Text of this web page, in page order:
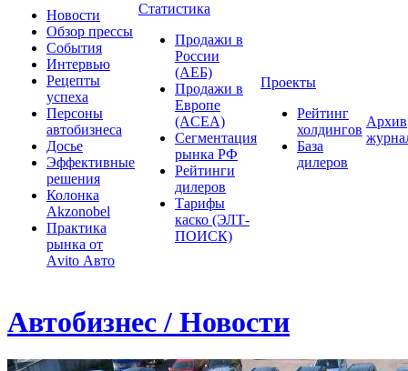
Новости
Обзор прессы
События
Интервью
Рецепты
успеха
Персоны
автобизнеса
Досье
Эффективные
решения
Колонка
Akzonobel
Практика
рынка от
Аvito Авто
Статистика
Продажи в
России
(АЕБ)
Продажи в
Европе
(ACEA)
Сегментация
рынка РФ
Рейтинги
дилеров
Тарифы
каско (ЭЛТ-
ПОИСК)
Проекты
Рейтинг
холдингов
База
дилеров
Архив
Автобизнес / Новости